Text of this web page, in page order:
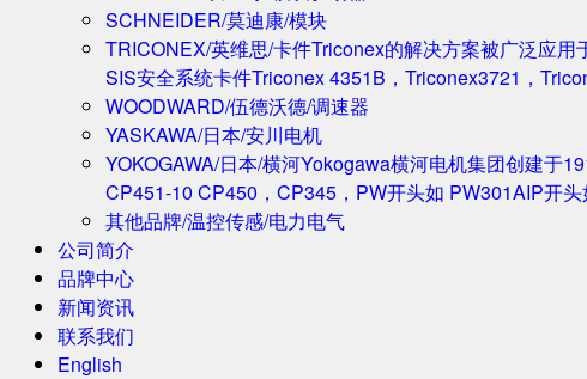
SCHNEIDER/莫迪康/模块
TRICONEX/英维思/卡件Triconex的解决方案被广泛应用
SIS安全系统卡件Triconex 4351B，Triconex3721，
WOODWARD/伍德沃德/调速器
YASKAWA/日本/安川电机
YOKOGAWA/日本/横河Yokogawa横河电机集团创建于
CP451-10 CP450，CP345，PW开头如 PW301AIP开
其他品牌/温控传感/电力电气
公司简介
品牌中心
新闻资讯
联系我们
English